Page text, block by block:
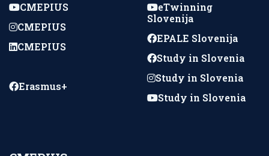
CMEPIUS
CMEPIUS
CMEPIUS
Erasmus+
eTwinning
Slovenija
EPALE Slovenija
Study in Slovenia
Study in Slovenia
Study in Slovenia